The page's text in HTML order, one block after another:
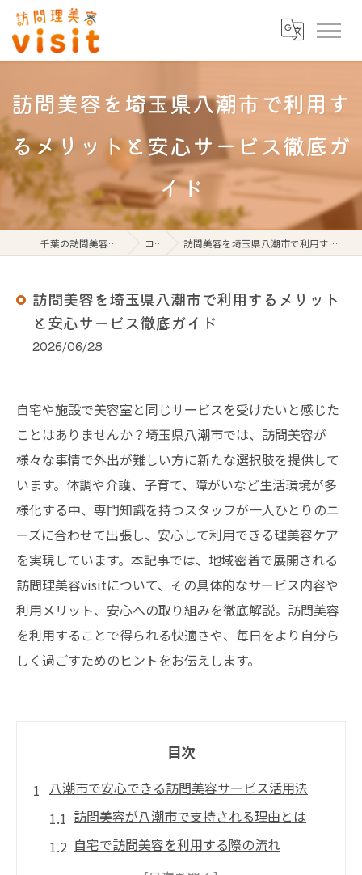
訪問美容を埼玉県八潮市で利用す
るメリットと安心サービス徹底ガ
イド
千葉の訪問美容なら訪問理美容visit コラム 訪問美容を埼玉県八潮市で利用するメリットと安心サービス徹底ガイド
訪問美容を埼玉県八潮市で利用するメリット
と安心サービス徹底ガイド
2026/06/28
自宅や施設で美容室と同じサービスを受けたいと感じた
ことはありませんか？埼玉県八潮市では、訪問美容が
様々な事情で外出が難しい方に新たな選択肢を提供して
います。体調や介護、子育て、障がいなど生活環境が多
様化する中、専門知識を持つスタッフが一人ひとりのニ
ーズに合わせて出張し、安心して利用できる理美容ケア
を実現しています。本記事では、地域密着で展開される
訪問理美容visitについて、その具体的なサービス内容や
利用メリット、安心への取り組みを徹底解説。訪問美容
を利用することで得られる快適さや、毎日をより自分ら
しく過ごすためのヒントをお伝えします。
目次
八潮市で安心できる訪問美容サービス活用法
訪問美容が八潮市で支持される理由とは
自宅で訪問美容を利用する際の流れ